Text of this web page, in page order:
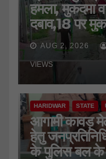
हमला, मुकदमा
दबाव,18 पर
AUG 2, 2026
VIEWS
HARIDWAR STATE
आगामी कावड़
हेतु
के पुलिस बल के